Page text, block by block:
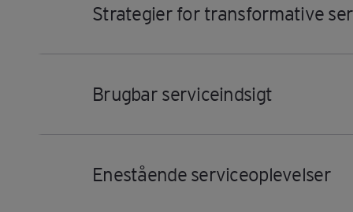
Strategier for transformative
forbedre kundeoplevelsen, øge
implementering af kanaludviklinger.
Brugbar serviceindsigt
der øger forretningsværdi og
Enestående serviceoplevelser